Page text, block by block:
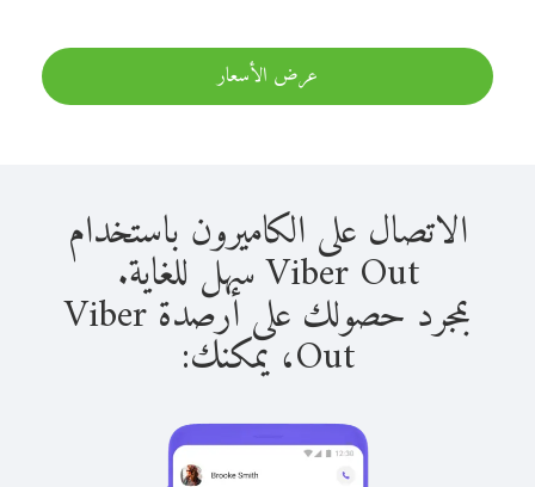
عرض الأسعار
الاتصال على الكاميرون باستخدام
Viber Out سهل للغاية.
بمجرد حصولك على أرصدة Viber
Out، يمكنك: